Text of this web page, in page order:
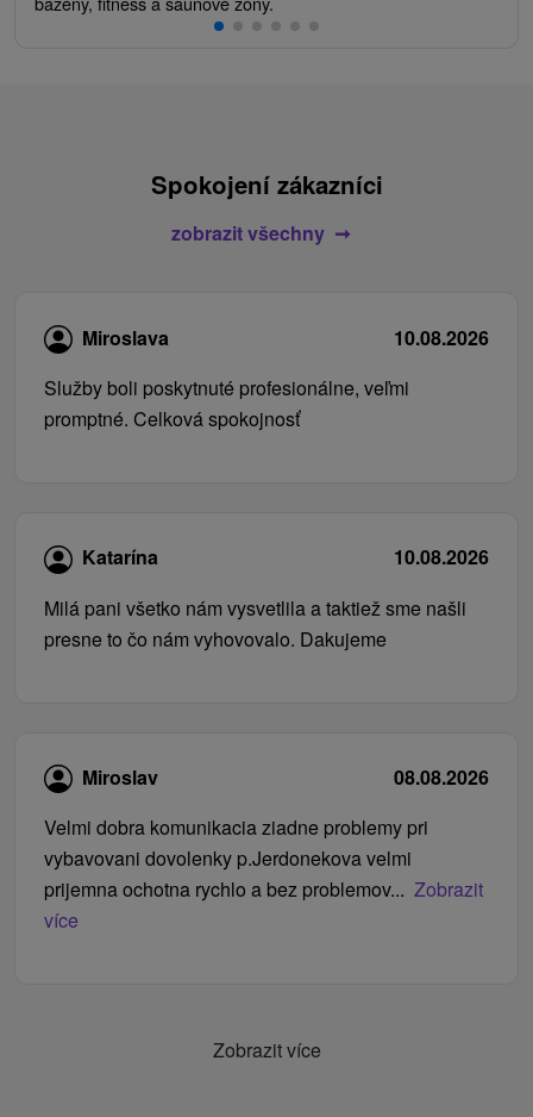
Spokojení zákazníci
zobrazit všechny
Miroslava
10.08.2026
Služby boli poskytnuté profesionálne, veľmi
promptné. Celková spokojnosť
Katarína
10.08.2026
Milá pani všetko nám vysvetlila a taktiež sme našli
presne to čo nám vyhovovalo. Dakujeme
Miroslav
08.08.2026
Velmi dobra komunikacia ziadne problemy pri
vybavovani dovolenky p.Jerdonekova velmi
prijemna ochotna rychlo a bez problemov... Zobrazit
více
Zobrazit více